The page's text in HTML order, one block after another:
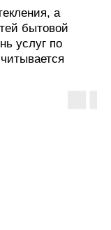
а
бытовой
услуг по